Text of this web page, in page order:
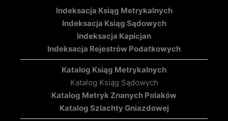
Indeksacja Ksiąg Metrykalnych
Indeksacja Ksiąg Sądowych
Indeksacja Kapicjan
Indeksacja Rejestrów Podatkowych
Katalog Ksiąg Metrykalnych
Katalog Ksiąg Sądowych
Katalog Metryk Znanych Polaków
Katalog Szlachty Gniazdowej